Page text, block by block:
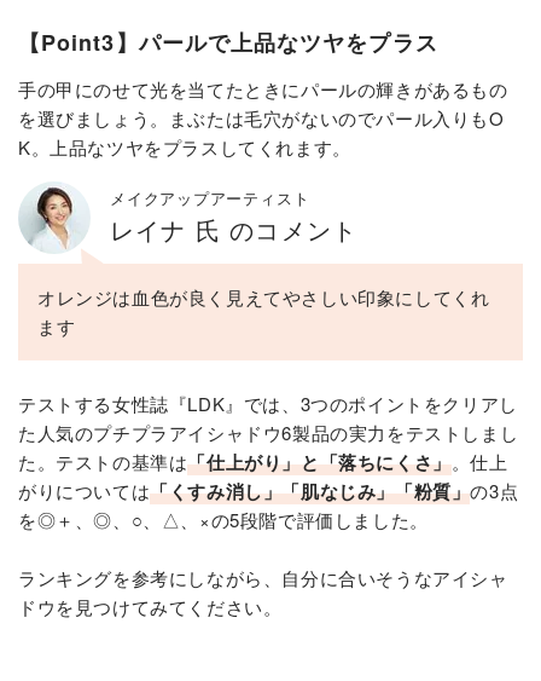
【Point3】パールで上品なツヤをプラス
手の甲にのせて光を当てたときにパールの輝きがあるもの
を選びましょう。まぶたは毛穴がないのでパール入りもO
K。上品なツヤをプラスしてくれます。
メイクアップアーティスト
レイナ 氏 のコメント
オレンジは血色が良く見えてやさしい印象にしてくれ
ます
テストする女性誌『LDK』では、3つのポイントをクリアし
た人気のプチプラアイシャドウ6製品の実力をテストしまし
た。テストの基準は「仕上がり」と「落ちにくさ」。仕上
がりについては「くすみ消し」「肌なじみ」「粉質」の3点
を◎＋、◎、○、△、×の5段階で評価しました。
ランキングを参考にしながら、自分に合いそうなアイシャ
ドウを見つけてみてください。